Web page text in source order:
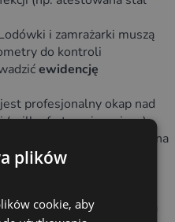
i zamrażarki muszą
do kontroli
ewidencję
profesjonalny okap nad
(grille, frytownice, piece)
lub mechaniczna
się dymu i pary.
pojemniki na śmieci,
zużytego oleju (utylizacja
oleje) oraz podpisana
plików
cookie, aby